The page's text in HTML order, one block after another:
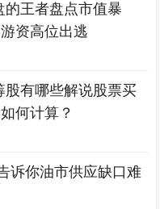
的王者盘点市值暴
资高位出逃
股有哪些解说股票买
何计算？
诉你油市供应缺口难